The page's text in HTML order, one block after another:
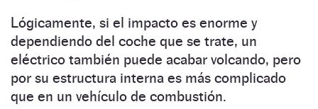
Lógicamente, si el impacto es enorme y
dependiendo del coche que se trate, un
eléctrico también puede acabar volcando, pero
por su estructura interna es más complicado
que en un vehículo de combustión.